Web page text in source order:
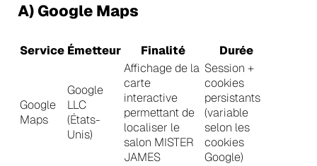
A) Google Maps
Service Émetteur Finalité Durée
Google
Maps
Google
LLC
(États-
Unis)
Affichage de la
carte
interactive
permettant de
localiser le
salon MISTER
JAMES
Session +
cookies
persistants
(variable
selon les
cookies
Google)